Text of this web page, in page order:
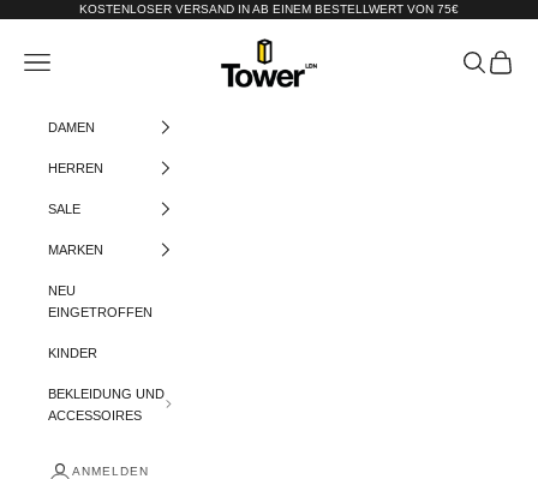
Zum Inhalt springenKOSTENLOSER VERSAND IN AB EINEM BESTELLWERT VON 75€
Tower-London.De
Menü Suchen
DAMEN
HERREN
SALE
MARKEN
NEU
EINGETROFFEN
KINDER
BEKLEIDUNG UND
ACCESSOIRES
ANMELDEN